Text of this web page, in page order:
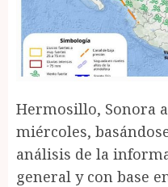
Hermosillo, Sonora
miércoles,
análisis de la
general y con base